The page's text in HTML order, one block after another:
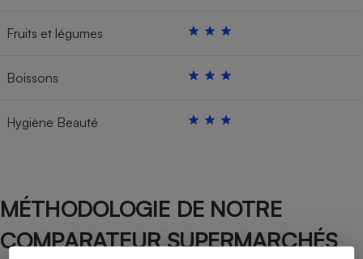
Fruits et légumes
Boissons
Hygiène Beauté
MÉTHODOLOGIE DE NOTRE
COMPARATEUR SUPERMARCHÉS